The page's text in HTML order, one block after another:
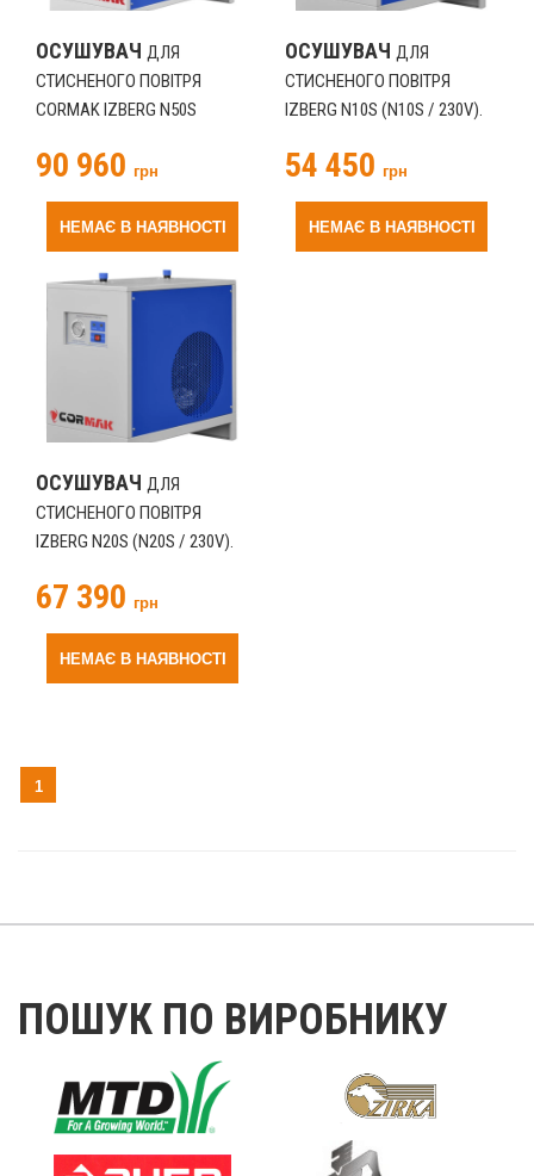
ОСУШУВАЧ ДЛЯ
СТИСНЕНОГО ПОВІТРЯ
CORMAK IZBERG N50S
90 960 грн
НЕМАЄ В НАЯВНОСТІ
ОСУШУВАЧ ДЛЯ
СТИСНЕНОГО ПОВІТРЯ
IZBERG N10S (N10S / 230V).
54 450 грн
НЕМАЄ В НАЯВНОСТІ
ОСУШУВАЧ ДЛЯ
СТИСНЕНОГО ПОВІТРЯ
IZBERG N20S (N20S / 230V).
67 390 грн
НЕМАЄ В НАЯВНОСТІ
1
ПОШУК ПО ВИРОБНИКУ